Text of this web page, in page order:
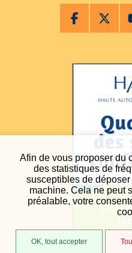
Afin de vous proposer du
des statistiques de
susceptibles de
machine. Cela ne peut
préalable, votre
OK, tout accepter